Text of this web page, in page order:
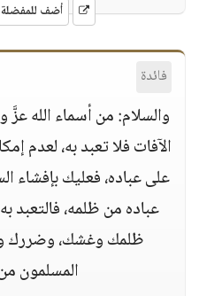
أضف للمفضلة
فائدة
والسلام: من أسماء الله
الآفات فلا تعبد به، لعدم
على عباده، فعليك بإفشاء
عباده من ظلمه، فالتعبد
ظلمك وغشك، وضررك
المسلمون